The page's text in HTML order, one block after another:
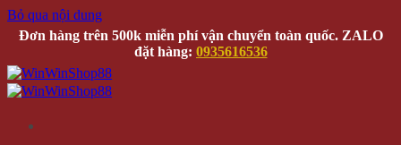
Bỏ qua nội dung
Đơn hàng trên 500k miễn phí vận chuyển toàn quốc. ZALO
đặt hàng: 0935616536